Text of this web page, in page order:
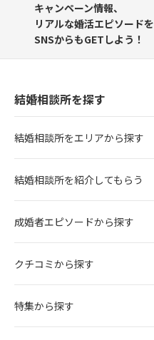
キャンペーン情報、
リアルな婚活エピソードを
SNSからもGETしよう！
結婚相談所を探す
結婚相談所をエリアから探す
結婚相談所を紹介してもらう
成婚者エピソードから探す
クチコミから探す
特集から探す